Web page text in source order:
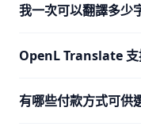
我一次可以翻譯多少
OpenL Translate 支
有哪些付款方式可供